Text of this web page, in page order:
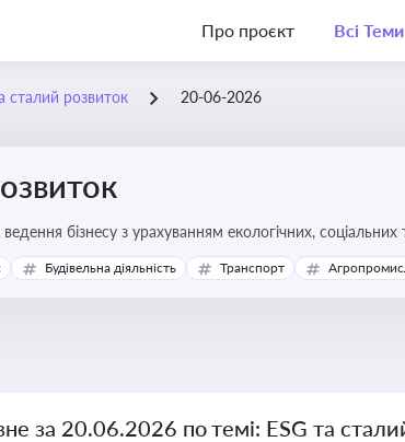
Про проєкт Всі Теми
сталий розвиток 20-06-2026
бізнесу з урахуванням екологічних,
Будівельна діяльність Транспорт
за 20.06.2026 по темі: ESG та